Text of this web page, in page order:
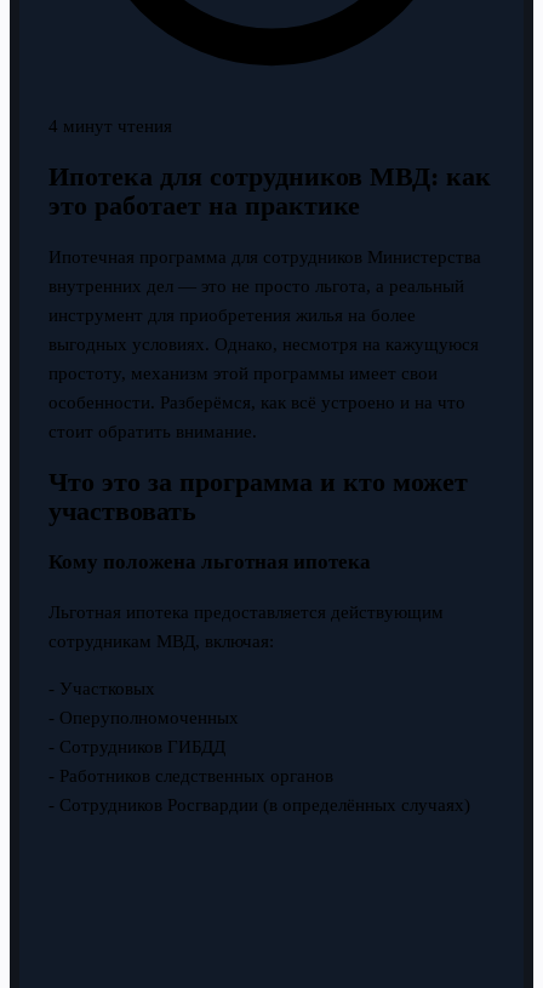
4 минут чтения
Ипотека для сотрудников МВД: как
это работает на практике
Ипотечная программа для сотрудников Министерства
внутренних дел — это не просто льгота, а реальный
инструмент для приобретения жилья на более
выгодных условиях. Однако, несмотря на кажущуюся
простоту, механизм этой программы имеет свои
особенности. Разберёмся, как всё устроено и на что
стоит обратить внимание.
Что это за программа и кто может
участвовать
Кому положена льготная ипотека
Льготная ипотека предоставляется действующим
сотрудникам МВД, включая:
- Участковых
- Оперуполномоченных
- Сотрудников ГИБДД
- Работников следственных органов
- Сотрудников Росгвардии (в определённых случаях)